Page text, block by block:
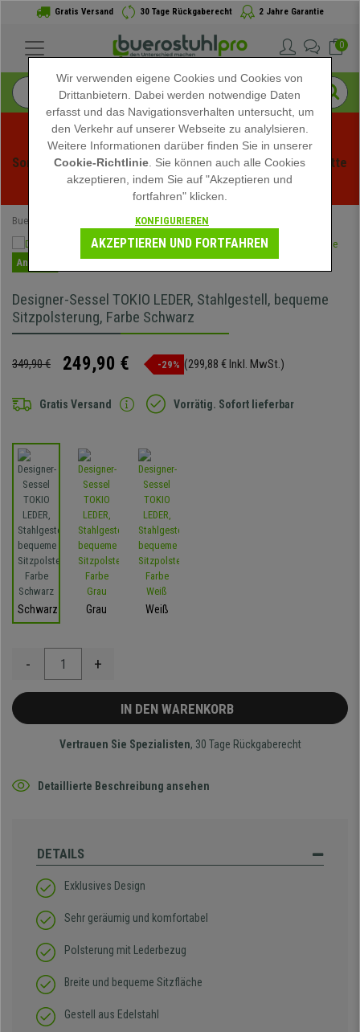
Gratis Versand 30 Tage Rückgaberecht 2 Jahre Garantie
0
Sommerschlussverauf bei buerstuhlpro! Exklusive Rabatte
für kurze Zeit - Aktion ansehen -
Buerostuhlpro Besucherstühle
Angebot
Designer-Sessel TOKIO LEDER, Stahlgestell, bequeme
Sitzpolsterung, Farbe Schwarz
349,90 € 249,90 € -29% (299,88 € Inkl. MwSt.)
Gratis Versand Vorrätig. Sofort lieferbar
Schwarz Grau Weiß
- +
IN DEN WARENKORB
Vertrauen Sie Spezialisten, 30 Tage Rückgaberecht
Detaillierte Beschreibung ansehen
DETAILS
Exklusives Design
Sehr geräumig und komfortabel
Polsterung mit Lederbezug
Breite und bequeme Sitzfläche
Gestell aus Edelstahl
Wir verwenden eigene Cookies und Cookies von
Drittanbietern. Dabei werden notwendige Daten
erfasst und das Navigationsverhalten untersucht, um
den Verkehr auf unserer Webseite zu analylsieren.
Weitere Informationen darüber finden Sie in unserer
Cookie-Richtlinie . Sie können auch alle Cookies
akzeptieren, indem Sie auf "Akzeptieren und
fortfahren" klicken.
KONFIGURIEREN
AKZEPTIEREN UND FORTFAHREN